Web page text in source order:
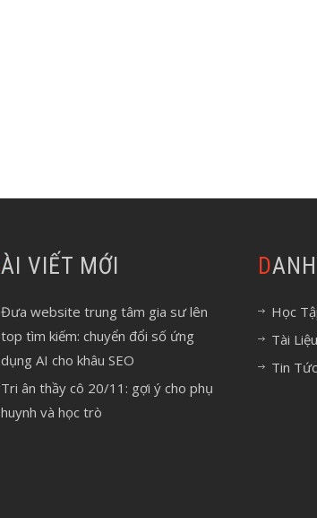
BÀI VIẾT MỚI
Đưa website trung tâm gia sư lên
top tìm kiếm: chuyển đổi số ứng
dụng AI cho khâu SEO
Tri ân thầy cô 20/11: gợi ý cho phụ
huynh và học trò
Học
Tài Liệu
Tin Tức